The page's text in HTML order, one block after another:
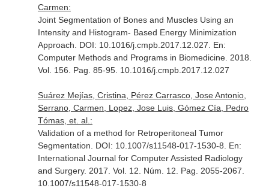
Carmen:
Joint Segmentation of Bones and Muscles Using an
Intensity and Histogram- Based Energy Minimization
Approach. DOI: 10.1016/j.cmpb.2017.12.027. En:
Computer Methods and Programs in Biomedicine. 2018.
Vol. 156. Pag. 85-95. 10.1016/j.cmpb.2017.12.027
Suárez Mejías, Cristina, Pérez Carrasco, Jose Antonio,
Serrano, Carmen, Lopez, Jose Luis, Gómez Cía, Pedro
Tómas, et. al.:
Validation of a method for Retroperitoneal Tumor
Segmentation. DOI: 10.1007/s11548-017-1530-8. En:
International Journal for Computer Assisted Radiology
and Surgery. 2017. Vol. 12. Núm. 12. Pag. 2055-2067.
10.1007/s11548-017-1530-8